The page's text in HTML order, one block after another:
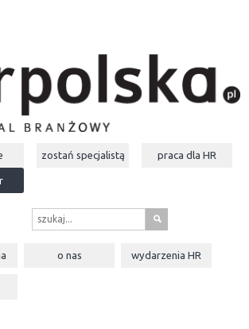
zostań specjalistą praca dla HR
s
o nas wydarzeniaHR